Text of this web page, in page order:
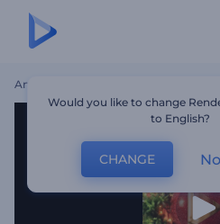
Ana Sayfa
Would you like to change
to English?
CHANGE